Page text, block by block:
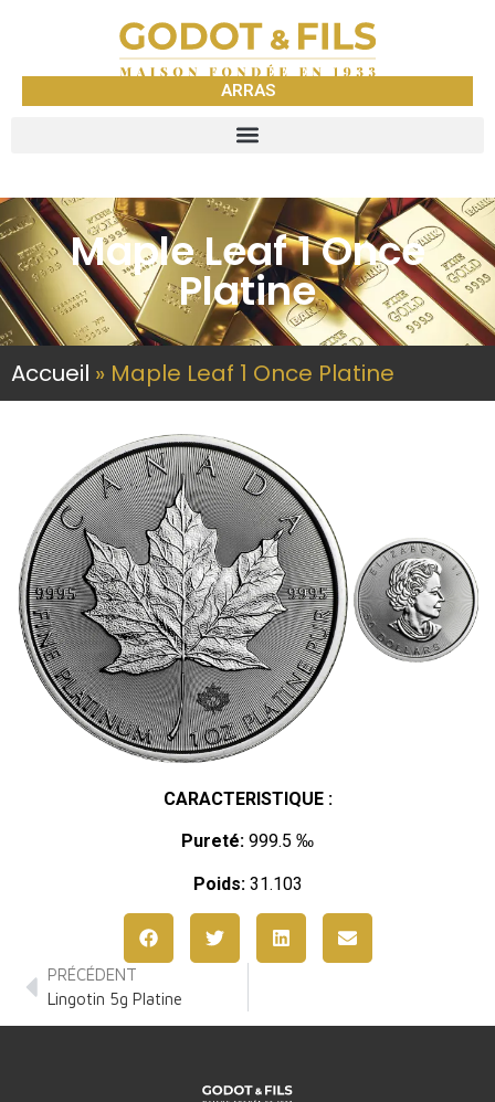
ARRAS
Maple Leaf 1 Once
Platine
Accueil » Maple Leaf 1 Once Platine
CARACTERISTIQUE :
Pureté: 999.5 ‰
Poids:31.103
PRÉCÉDENT
Lingotin 5g Platine